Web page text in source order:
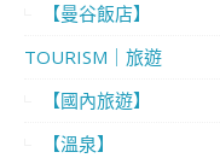
【曼谷飯店】
TOURISM｜旅遊
【國內旅遊】
【溫泉】